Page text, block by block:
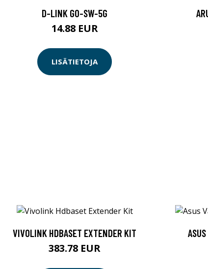
D-LINK GO-SW-5G
14.88 EUR
LISÄTIETOJA
VIVOLINK HDBASET EXTENDER KIT
383.78 EUR